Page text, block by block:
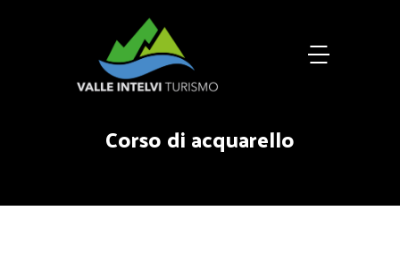
Corso di acquarello